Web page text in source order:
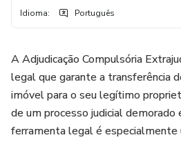
Idioma: Português
A Adjudicação Compulsória
legal que garante a transferência
imóvel para o seu legítimo
de um processo judicial demorado
ferramenta legal é especialmente